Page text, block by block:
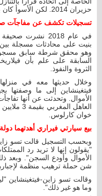
حزيران 2014. لكن الأسوأ كان بانتظار "الملك الفخري" الجديد.
تسجيلات تكشف عن مفاجآت
في عام 2018
بنيت على محادثات مسجلة بين
وهو محقق شرطة سابق
السابقة على علم بأن
الثروة والنفوذ.
فيتغينشاين إلى ما وصفتها
الأموال. وتحدثت عن أنها
العاهل
خوان كارلوس.
بيع سيارتي فيراري أهدتهما
وبحسب التسجيل قالت تسو
"يقولون إنها لا تريد رد
الأموال وأودع السجن". وبعد
شن حملة ترهيب منظمة
وقالت تسو زاين-فيتغينشاين
وما هو غير ذلك".